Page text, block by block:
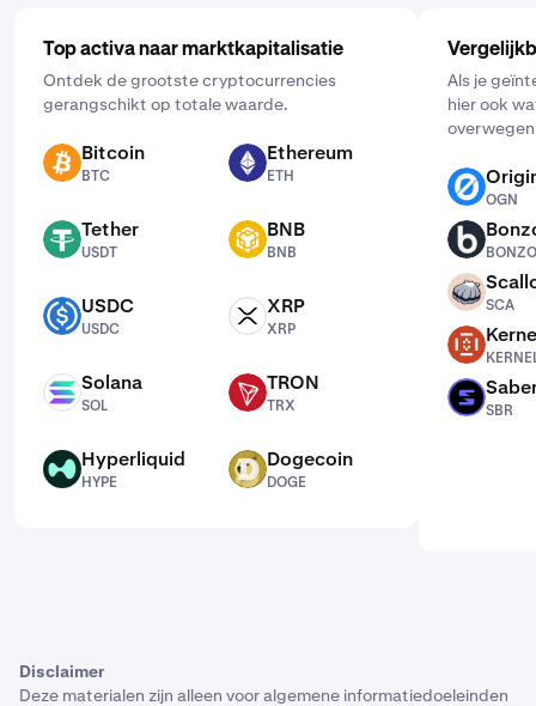
Top activa naar marktkapitalisatie
Ontdek de grootste cryptocurrencies
gerangschikt op totale waarde.
BTC Bitcoin
BTC
ETH Ethereum
ETH
USDT Tether
USDT
BNB BNB
BNB
USDC USDC
USDC
XRP XRP
XRP
SOL Solana
SOL
TRX TRON
TRX
HYPE Hyperliquid
HYPE
DOGE Dogecoin
DOGE
Als je
hier ook
OGN
OGN
BONZO
BONZO
SCA
SCA
KERNEL
SBR
SBR
Disclaimer
Deze materialen zijn alleen voor algemene informatiedoeleinden